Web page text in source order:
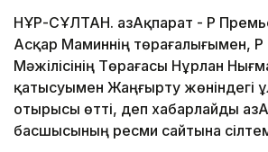
НҰР-СҰЛТАН. ҚазАқпарат - ҚР
Асқар Маминнің төрағалығымен, ҚР
Мәжілісінің Төрағасы Нұрлан
қатысуымен Жаңғырту жөніндегі
отырысы өтті, деп хабарлайды
басшысының ресми сайтына